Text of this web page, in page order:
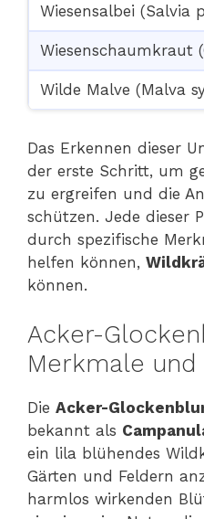
Wiesensalbei (Salvia
Wiesenschaumkraut
Wilde Malve (Malva
Das Erkennen dieser
der erste Schritt, um
zu ergreifen und die
schützen. Jede dieser
durch spezifische
helfen können,
können.
Acker-
Merkmale
Die Acker-
bekannt als
ein lila blühendes
Gärten und Feldern
harmlos wirkenden